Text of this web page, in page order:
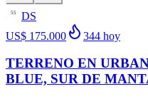
55
DS
US$ 175.000
344 hoy
TERRENO EN
BLUE, SUR DE